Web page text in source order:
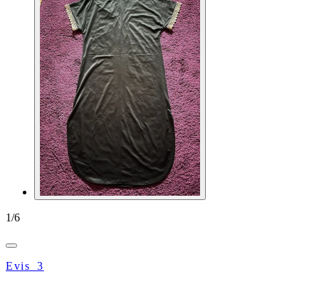
1/6
Evis_3